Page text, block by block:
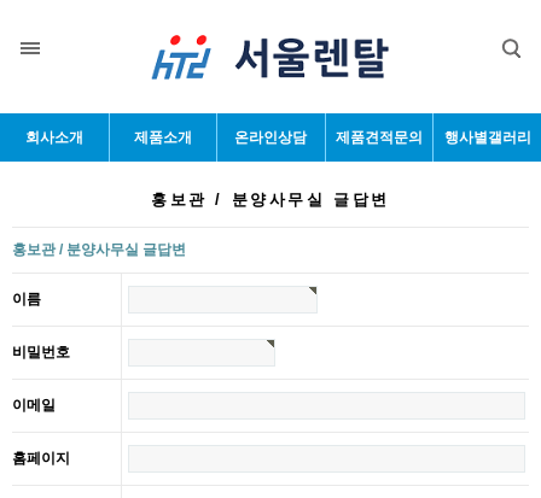
회사소개 제품소개 온라인상담 제품견적문의 행사별갤러리
홍보관 / 분양사무실 글답변
홍보관 / 분양사무실 글답변
이름
비밀번호
이메일
홈페이지